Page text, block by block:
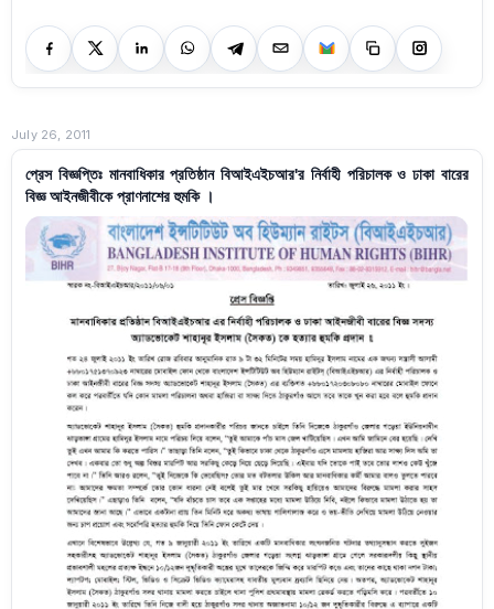
July 26, 2011
প্রেস বিজ্ঞপ্তিঃ মানবাধিকার প্রতিষ্ঠান বিআইএইচআর'র নির্বাহী পরিচালক ও ঢাকা বারের
বিজ্ঞ আইনজীবীকে প্রাণনাশের হুমকি ।